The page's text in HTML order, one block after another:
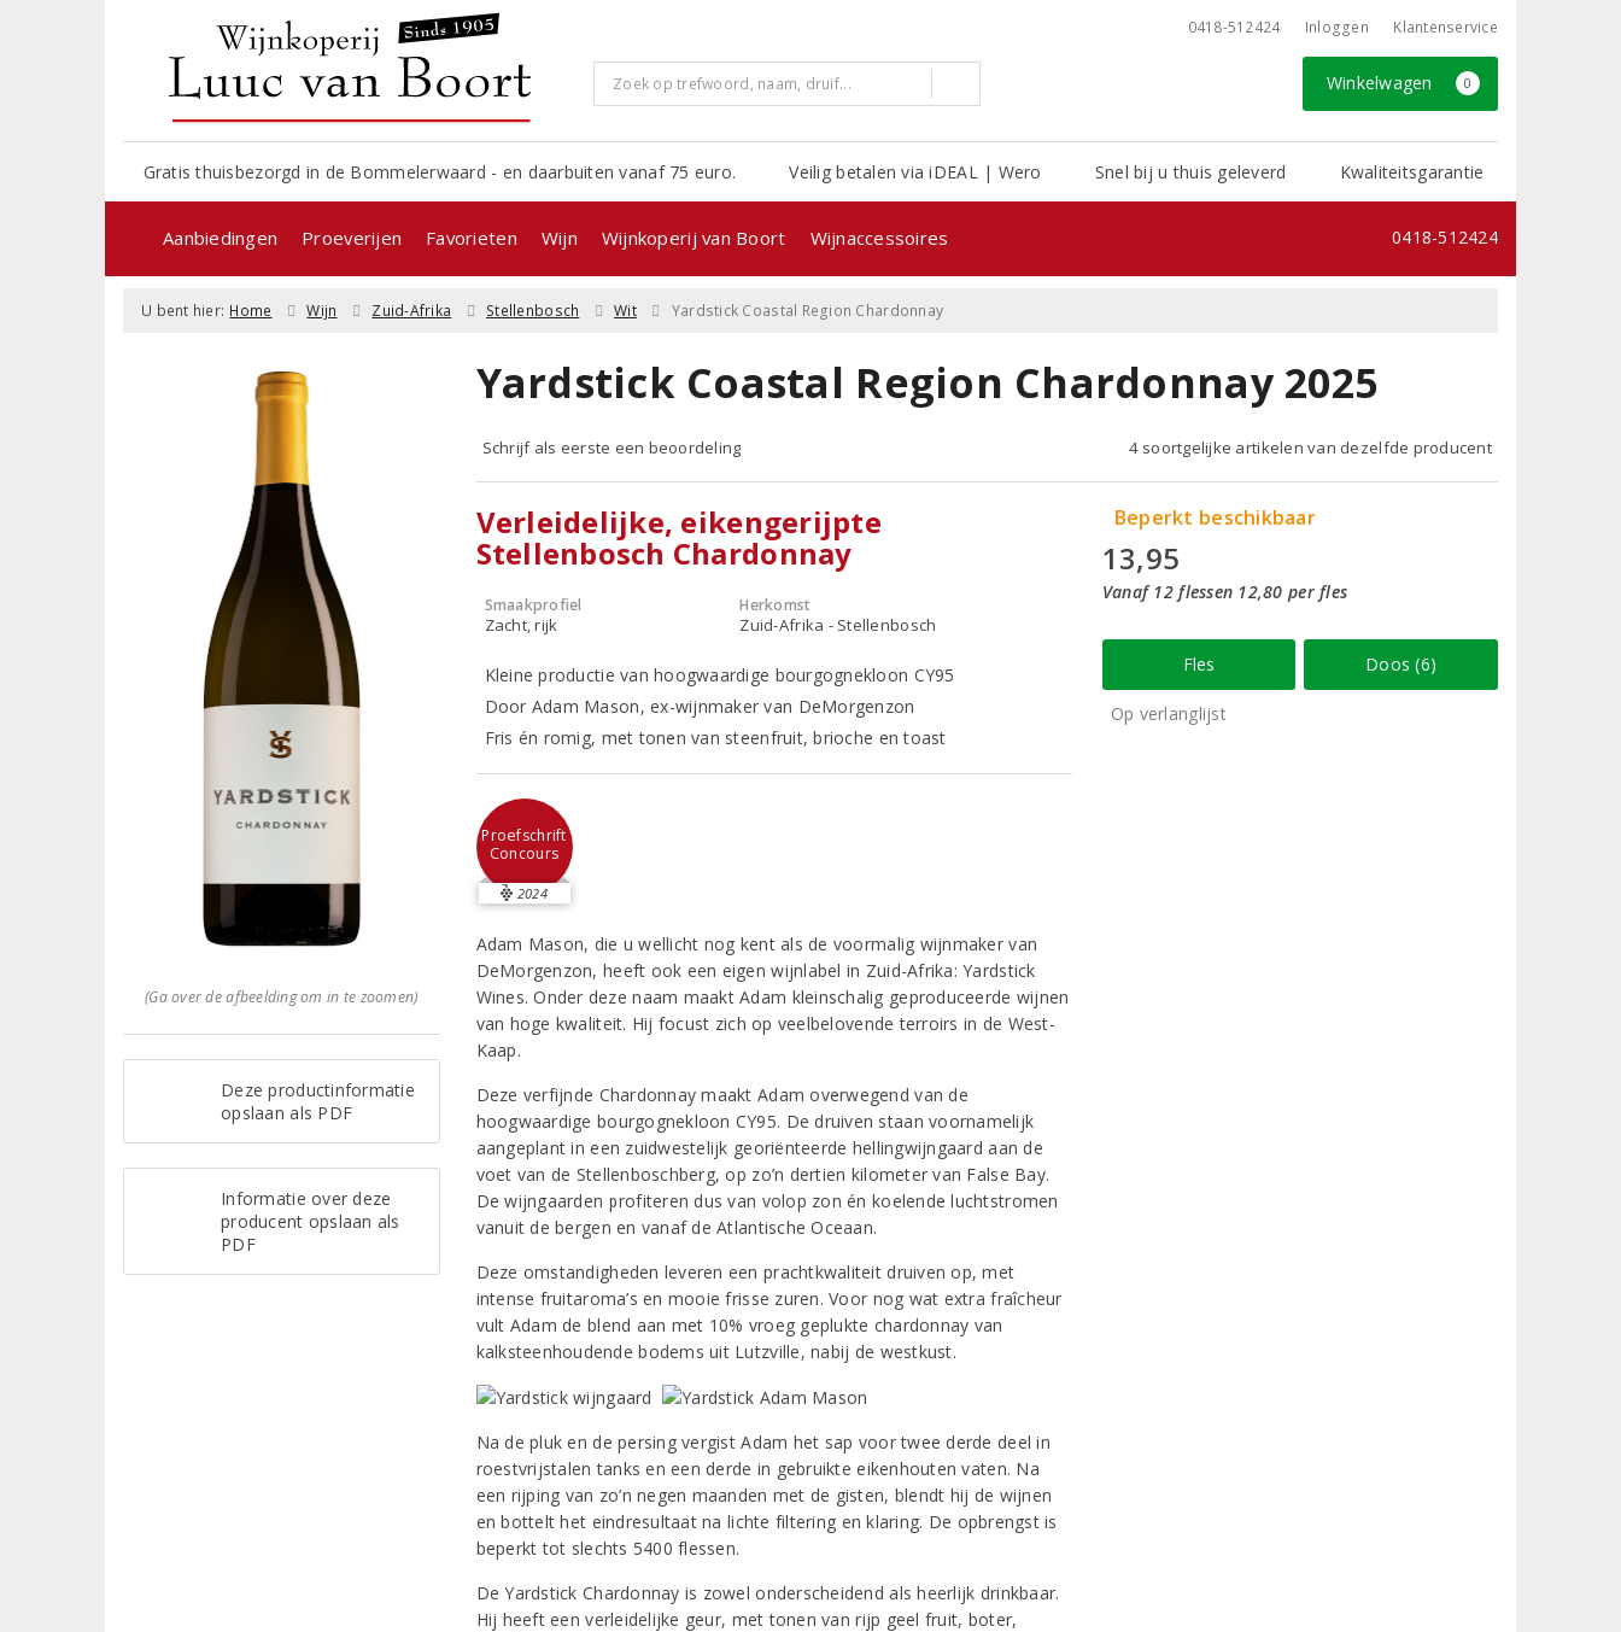
0418-512424 Inloggen Klantenservice
Winkelwagen 0
Gratis thuisbezorgd in de Bommelerwaard - en daarbuiten vanaf 75 euro. Veilig betalen via iDEAL | Wero Snel bij u thuis geleverd Kwaliteitsgarantie
Aanbiedingen Proeverijen Favorieten Wijn Wijnkoperij van Boort Wijnaccessoires 0418-512424
U bent hier: Home Wijn Zuid-Afrika Stellenbosch Wit Yardstick Coastal Region Chardonnay
(Ga over de afbeelding om in te zoomen)
Deze productinformatie
opslaan als PDF
Informatie over deze
producent opslaan als
PDF
Yardstick Coastal Region Chardonnay 2025
Schrijf als eerste een beoordeling 4 soortgelijke artikelen van dezelfde producent
Verleidelijke, eikengerijpte
Stellenbosch Chardonnay
Smaakprofiel
Zacht, rijk
Herkomst
Zuid-Afrika - Stellenbosch
Kleine productie van hoogwaardige bourgognekloon CY95
Door Adam Mason, ex-wijnmaker van DeMorgenzon
Fris én romig, met tonen van steenfruit, brioche en toast
Proefschrift
Concours
2024
Adam Mason, die u wellicht nog kent als de voormalig wijnmaker van
DeMorgenzon, heeft ook een eigen wijnlabel in Zuid-Afrika: Yardstick
Wines. Onder deze naam maakt Adam kleinschalig geproduceerde wijnen
van hoge kwaliteit. Hij focust zich op veelbelovende terroirs in de West-
Kaap.
Deze verfijnde Chardonnay maakt Adam overwegend van de
hoogwaardige bourgognekloon CY95. De druiven staan voornamelijk
aangeplant in een zuidwestelijk georiënteerde hellingwijngaard aan de
voet van de Stellenboschberg, op zo’n dertien kilometer van False Bay.
De wijngaarden profiteren dus van volop zon én koelende luchtstromen
vanuit de bergen en vanaf de Atlantische Oceaan.
Deze omstandigheden leveren een prachtkwaliteit druiven op, met
intense fruitaroma’s en mooie frisse zuren. Voor nog wat extra fraîcheur
vult Adam de blend aan met 10% vroeg geplukte chardonnay van
kalksteenhoudende bodems uit Lutzville, nabij de westkust.
Na de pluk en de persing vergist Adam het sap voor twee derde deel in
roestvrijstalen tanks en een derde in gebruikte eikenhouten vaten. Na
een rijping van zo’n negen maanden met de gisten, blendt hij de wijnen
en bottelt het eindresultaat na lichte filtering en klaring. De opbrengst is
beperkt tot slechts 5400 flessen.
De Yardstick Chardonnay is zowel onderscheidend als heerlijk drinkbaar.
Hij heeft een verleidelijke geur, met tonen van rijp geel fruit, boter,
Beperkt beschikbaar
13,95
Vanaf 12 flessen 12,80 per fles
Fles Doos (6)
Op verlanglijst